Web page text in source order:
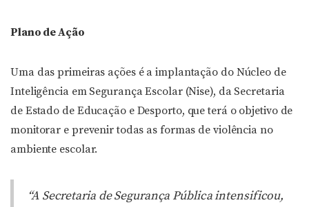
Plano de Ação
Uma das primeiras ações é a implantação do Núcleo de
Inteligência em Segurança Escolar (Nise), da Secretaria
de Estado de Educação e Desporto, que terá o objetivo de
monitorar e prevenir todas as formas de violência no
ambiente escolar.
“A Secretaria de Segurança Pública intensificou,